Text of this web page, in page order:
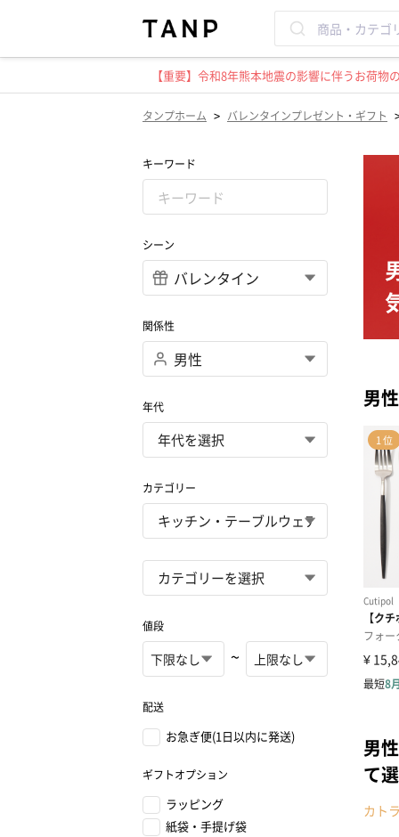
【重要】令和8年熊本地震の影響に伴うお荷
タンプホーム > バレンタインプレゼント・ギフト
キーワード
シーン
関係性
年代
カテゴリー
値段
~
配送
お急ぎ便(1日以内に発送)
ギフトオプション
ラッピング
紙袋・手提げ袋
男
男
て
カト